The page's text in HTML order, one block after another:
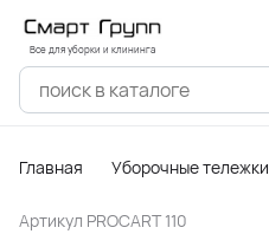
Все для уборки и клининга
Главная Уборочные тележки
Артикул PROCART 110